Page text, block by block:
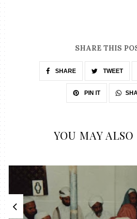
SHARE THIS
SHARE TWEET
PIN IT
YOU MAY